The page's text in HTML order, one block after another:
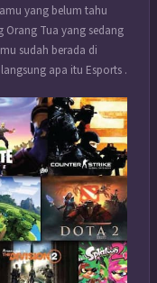
yang belum tahu
Tua yang sedang
sudah berada di
apa itu Esports .